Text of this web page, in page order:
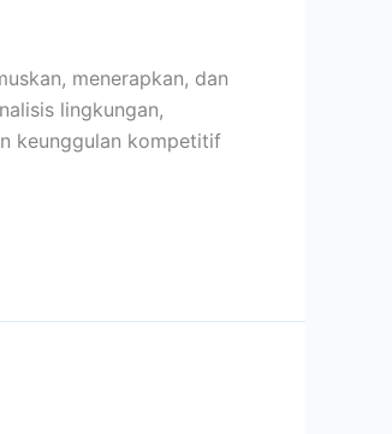
menerapkan, dan
lingkungan,
keunggulan kompetitif